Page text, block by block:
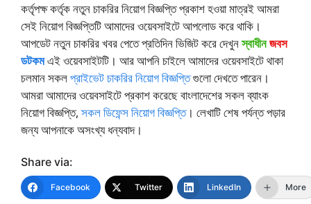
কর্তৃপক্ষ কর্তৃক নতুন চাকরির নিয়োগ বিজ্ঞপ্তি প্রকাশ হওয়া মাত্রই আমরা
সেই নিয়োগ বিজ্ঞপ্তিটি আমাদের ওয়েবসাইটে আপলোড করে থাকি।
আপডেট নতুন চাকরির খবর পেতে প্রতিদিন ভিজিট করে দেখুনস্বাধীনজবস
ডটকমএই ওয়েবসাইটটি। আর আপনি চাইলে আমাদের ওয়েবসাইটে থাকা
চলমান সকলপ্রাইভেট চাকরির নিয়োগ বিজ্ঞপ্তিগুলো দেখতে পারেন।
আমরা আমাদের ওয়েবসাইটে প্রকাশ করেছে বাংলাদেশের সকল ব্যাংক
নিয়োগ বিজ্ঞপ্তি, সকল ডিফেন্স নিয়োগ বিজ্ঞপ্তি। লেখাটি শেষ পর্যন্ত পড়ার
জন্য আপনাকে অসংখ্য ধন্যবাদ।
Share via:
Facebook Twitter LinkedIn More